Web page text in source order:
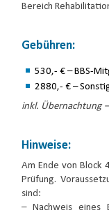
Bereich
Gebühren:
530,- € – BBS-
2880,- € –
inkl. Übernachtung
Hinweise:
Am Ende von Block
Prüfung.
sind:
– Nachweis eines